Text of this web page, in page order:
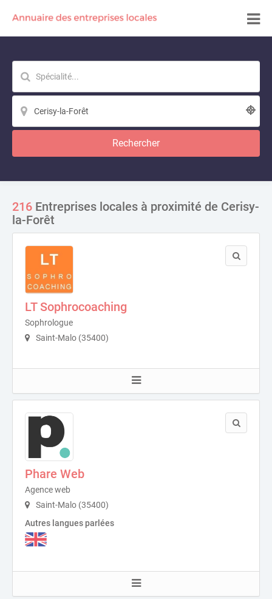
Rechercher
216 Entreprises locales à proximité de Cerisy-
la-Forêt
LT Sophrocoaching
Sophrologue
Saint-Malo (35400)
Phare Web
Agence web
Saint-Malo (35400)
Autres langues parlées